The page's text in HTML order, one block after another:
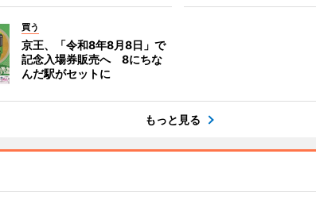
買う
京王、「令和8年8月8日」で
記念入場券販売へ 8にちな
んだ駅がセットに
もっと見る